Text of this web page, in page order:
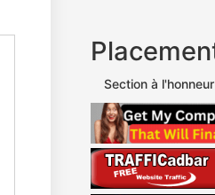
Section à l'honneur